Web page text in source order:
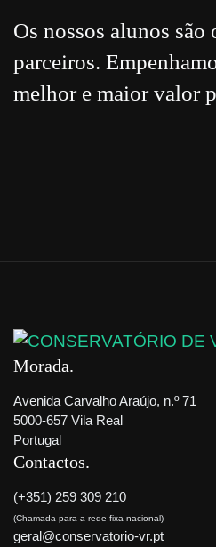
Os nossos alunos são
parceiros.
melhor e maior valor
Morada
Avenida Carvalho Araújo, n.º 71
5000-657 Vila Real
Portugal
Contactos
(+351) 259 309 210
(Chamada para a rede fixa nacional)
geral@conservatorio-vr.pt